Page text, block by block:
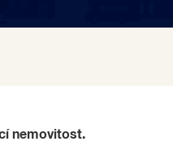
nemovitost.